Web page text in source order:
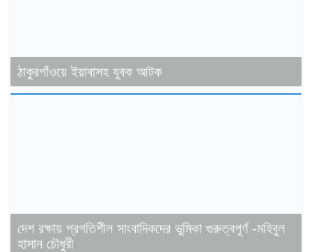
ঠাকুরগাঁওয়ে ইয়াবাসহ যুবক আটক
দেশ রক্ষায় প্রগতিশীল সাংবাদিকদের ভুমিকা গুরুত্বপূর্ণ -মহিবুল
হাসান চৌধুরী